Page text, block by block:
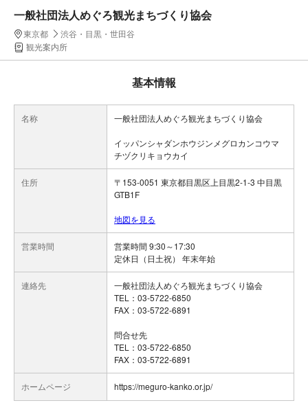
一般社団法人めぐろ観光まちづくり協会
東京都
渋谷・目黒・世田谷
観光案内所
基本情報
名称 一般社団法人めぐろ観光まちづくり協会
イッパンシャダンホウジンメグロカンコウマ
チヅクリキョウカイ
住所
〒153-0051 東京都目黒区上目黒2-1-3 中目黒
GTB1F
地図を見る
営業時間
営業時間 9:30～17:30
定休日（日土祝） 年末年始
連絡先
一般社団法人めぐろ観光まちづくり協会
TEL：03-5722-6850
FAX：03-5722-6891
問合せ先
TEL：03-5722-6850
FAX：03-5722-6891
ホームページ https://meguro-kanko.or.jp/